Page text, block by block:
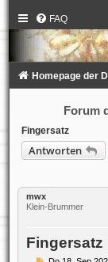
FAQ
Homepage der
Forum
Fingersatz
Antworten
mwx
Klein-Brummer
Fingersatz